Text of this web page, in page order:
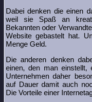
Dabei denken die einen
weil sie Spaß an
Bekannten oder
Website gebastelt hat.
Menge Geld.
Die anderen denken
einen, den man
Unternehmen daher
auf Dauer damit auch
Die Vorteile einer